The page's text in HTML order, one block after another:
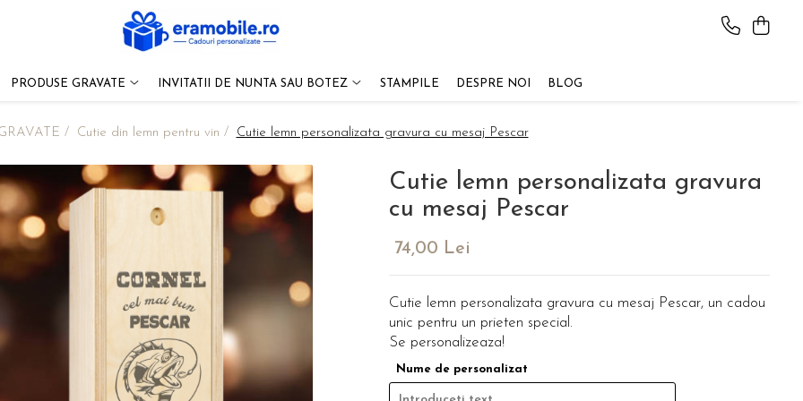
PRODUSE GRAVATE INVITATII DE NUNTA SAU BOTEZ STAMPILE DESPRE NOI BLOG
/ Cutie din lemn pentru vin / Cutie lemn personalizata gravura cu mesaj Pescar
Cutie lemn personalizata gravura
cu mesaj Pescar
74,00 Lei
Cutie lemn personalizata gravura cu mesaj Pescar, un cadou
unic pentru un prieten special.
Se personalizeaza!
Nume de personalizat